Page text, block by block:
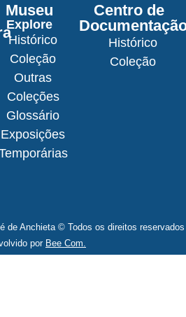
Museu
Explore
Histórico
Coleção
Outras
Coleções
Glossário
Exposições
Centro de
Histórico
Coleção
de Anchieta © Todos os direitos reservados
por Bee Com.